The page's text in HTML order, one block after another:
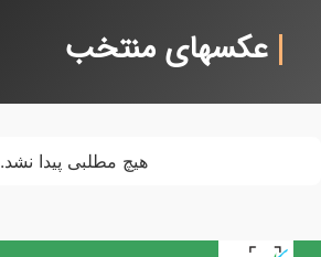
عکسهای منتخب
هیچ مطلبی پیدا نشد.